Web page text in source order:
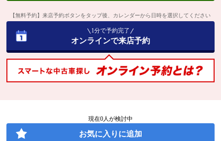
【無料予約】来店予約ボタンをタップ後、カレンダーから日時を選択してください
1分で予約完了
オンラインで来店予約
現在0人が検討中
お気に入りに追加